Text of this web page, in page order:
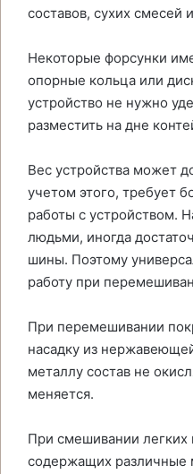
составов, сухих смесей
Некоторые форсунки
опорные кольца или
устройство не нужно
разместить на дне
Вес устройства может
учетом этого, требует
работы с устройством.
людьми, иногда
шины. Поэтому
работу при
При перемешивании
насадку из
металлу состав не
меняется.
При смешивании легких
содержащих различные